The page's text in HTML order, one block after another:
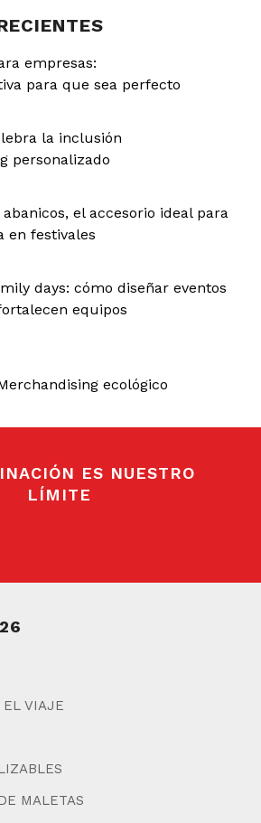
empresas:
para que sea perfecto
la inclusión
personalizado
el accesorio ideal para
en festivales
days: cómo diseñar eventos
equipos
ecológico
ES NUESTRO
LÍMITE
EL VIAJE
MALETAS